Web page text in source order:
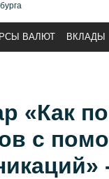
ВАЛЮТ ВКЛАДЫ
«Как
с